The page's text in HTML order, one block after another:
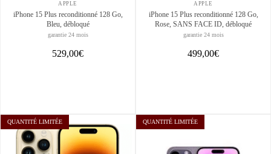
APPLE
iPhone 15 Plus reconditionné 128 Go,
Bleu, débloqué
garantie 24 mois
529,00€
APPLE
iPhone 15 Plus reconditionné 128 Go,
Rose, SANS FACE ID, débloqué
garantie 24 mois
499,00€
QUANTITÉ LIMITÉE QUANTITÉ LIMITÉE